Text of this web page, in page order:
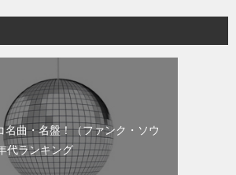
名曲・名盤！（ファンク・ソウ
代ランキング